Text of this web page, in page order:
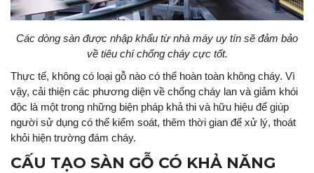
Các dòng sàn được nhập khẩu từ nhà máy uy tín sẽ đảm bảo
về tiêu chí chống cháy cực tốt.
Thực tế, không có loại gỗ nào có thể hoàn toàn không cháy. Vì
vậy, cải thiện các phương diện về chống cháy lan và giảm khói
độc là một trong những biện pháp khả thi và hữu hiệu để giúp
người sử dụng có thể kiểm soát, thêm thời gian để xử lý, thoát
khỏi hiện trường đám cháy.
CẤU TẠO SÀN GỖ CÓ KHẢ NĂNG